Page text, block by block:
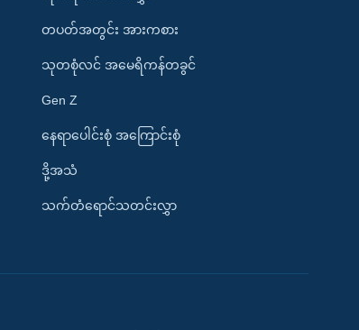
တပတ်အတွင်း အားကစား
သုတစုံလင် အမေရိကန်တခွင်
Gen Z
နေရာပေါင်းစုံ အကြောင်းစုံ
ဒို့အသံ
သက်တံရောင်သတင်းလွှာ